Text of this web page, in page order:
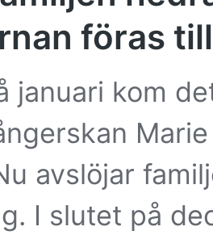
föras
januari kom
avslöjar
I slutet på